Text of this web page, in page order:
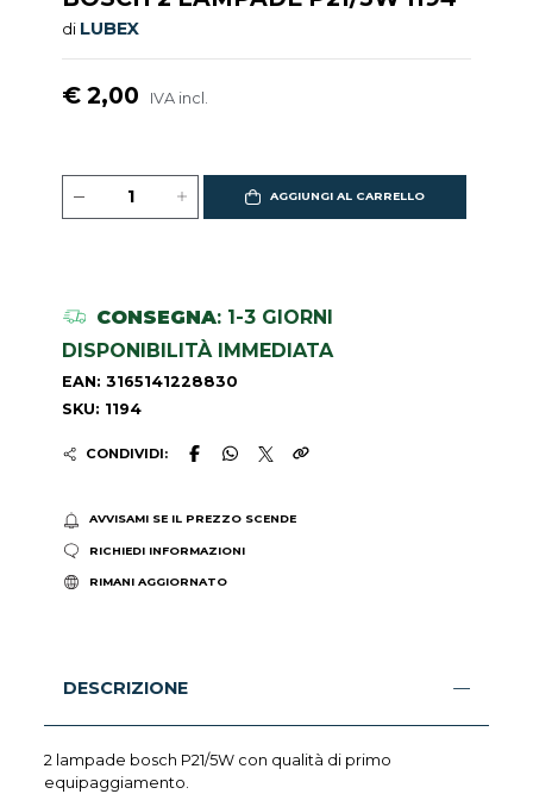
di LUBEX
€ 2,00 IVA incl.
AGGIUNGI AL CARRELLO
CONSEGNA: 1-3 GIORNI
DISPONIBILITÀ IMMEDIATA
EAN: 3165141228830
SKU: 1194
CONDIVIDI:
AVVISAMI SE IL PREZZO SCENDE
RICHIEDI INFORMAZIONI
RIMANI AGGIORNATO
DESCRIZIONE
2 lampade bosch P21/5W con qualità di primo
equipaggiamento.